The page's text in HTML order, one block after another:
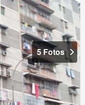
5 Fotos